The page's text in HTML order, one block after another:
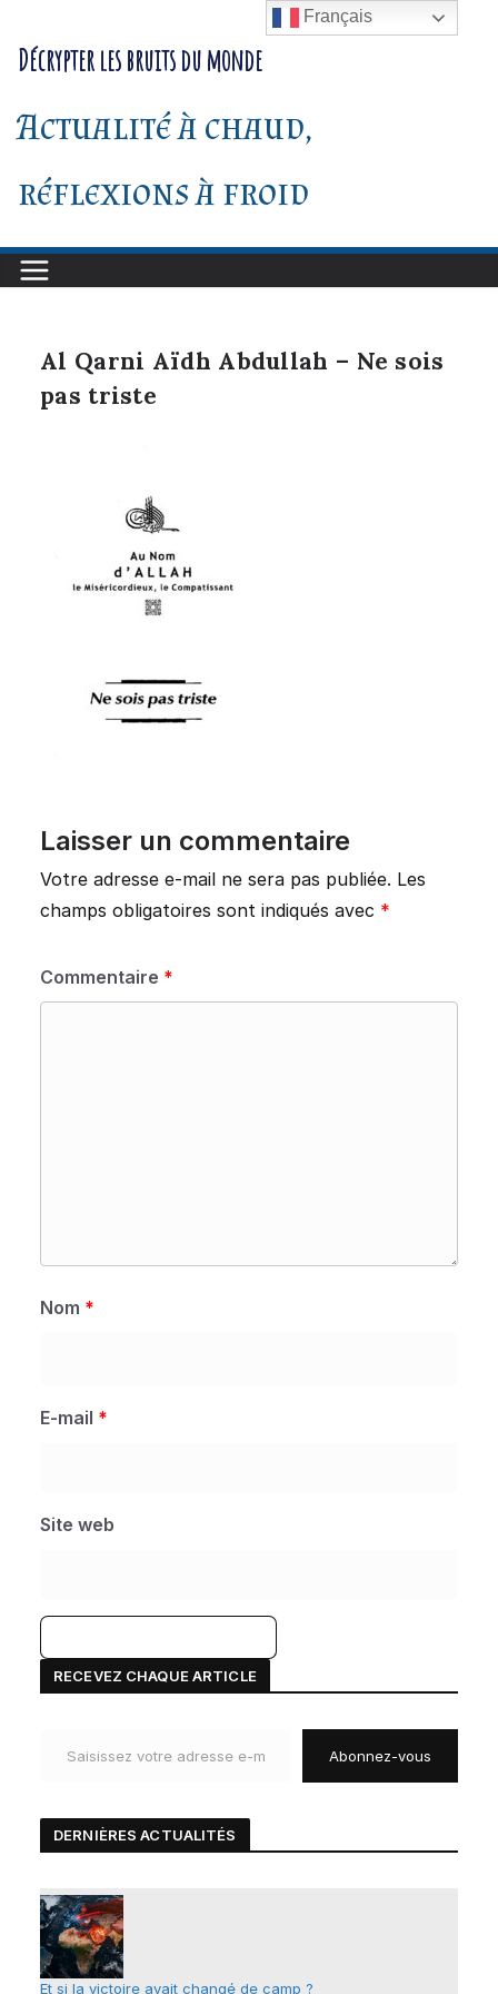
au
contenu
Décrypter les bruits du monde
Actualité à chaud,
réflexions à froid
Al Qarni Aïdh Abdullah – Ne sois
pas triste
Laisser un commentaire
Votre adresse e-mail ne sera pas publiée. Les
champs obligatoires sont indiqués avec *
Commentaire *
Nom *
E-mail *
Site web
t
i
v
e
RECEVEZ CHAQUE ARTICLE
Abonnez-vous
DERNIÈRES ACTUALITÉS
Et si la victoire avait changé de camp ?
Français